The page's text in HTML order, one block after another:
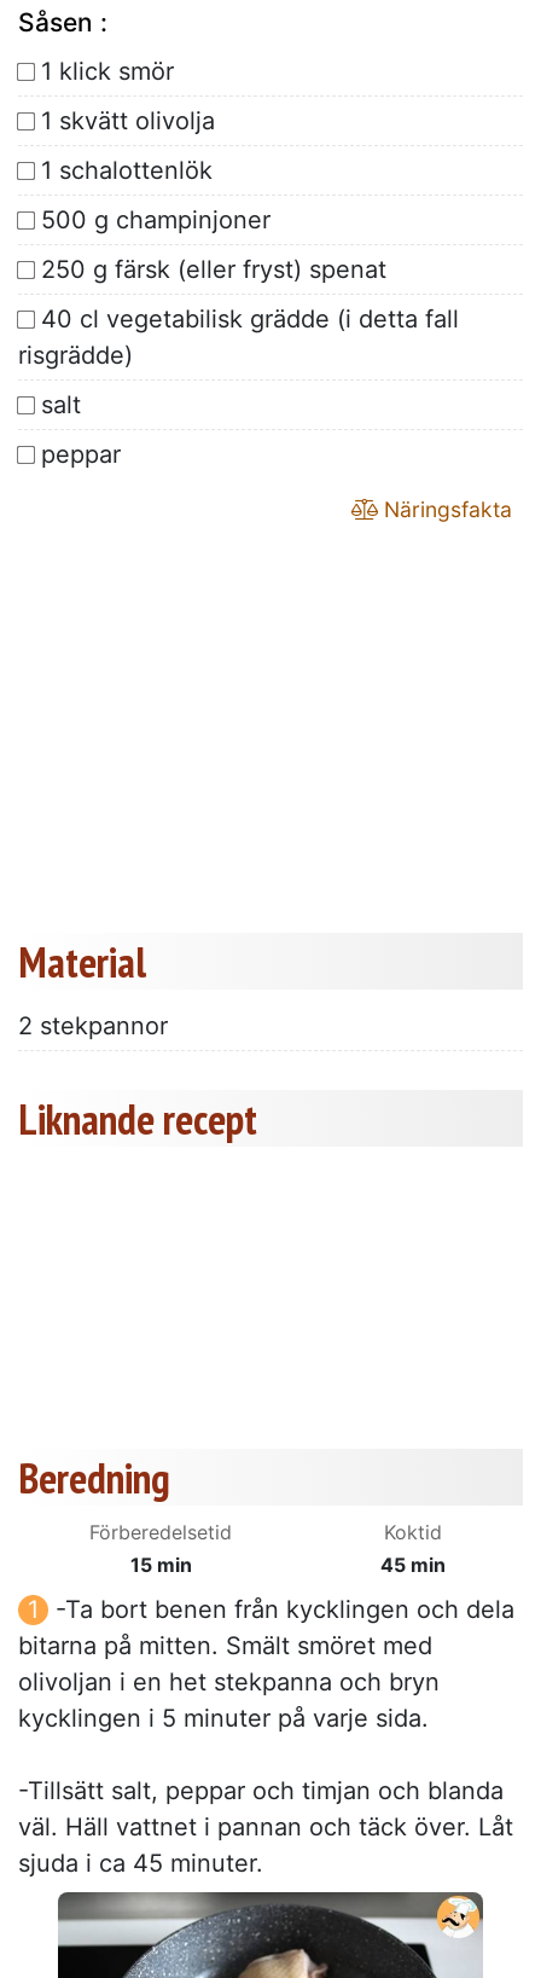
Såsen :
1 klick smör
1 skvätt olivolja
1 schalottenlök
500 g champinjoner
250 g färsk (eller fryst) spenat
40 cl vegetabilisk grädde (i detta fall
risgrädde)
salt
peppar
Näringsfakta
Material
2 stekpannor
Liknande recept
Beredning
Förberedelsetid
15 min
Koktid
45 min
-Ta bort benen från kycklingen och dela
bitarna på mitten. Smält smöret med
olivoljan i en het stekpanna och bryn
kycklingen i 5 minuter på varje sida.
-Tillsätt salt, peppar och timjan och blanda
väl. Häll vattnet i pannan och täck över. Låt
sjuda i ca 45 minuter.